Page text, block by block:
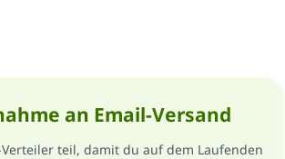
an Email-Versand
teil, damit du auf dem Laufenden